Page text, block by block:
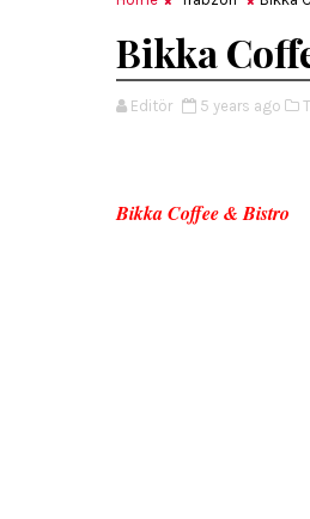
Bikka
Editör 5 years ago
Bikka Coffee & Bistro